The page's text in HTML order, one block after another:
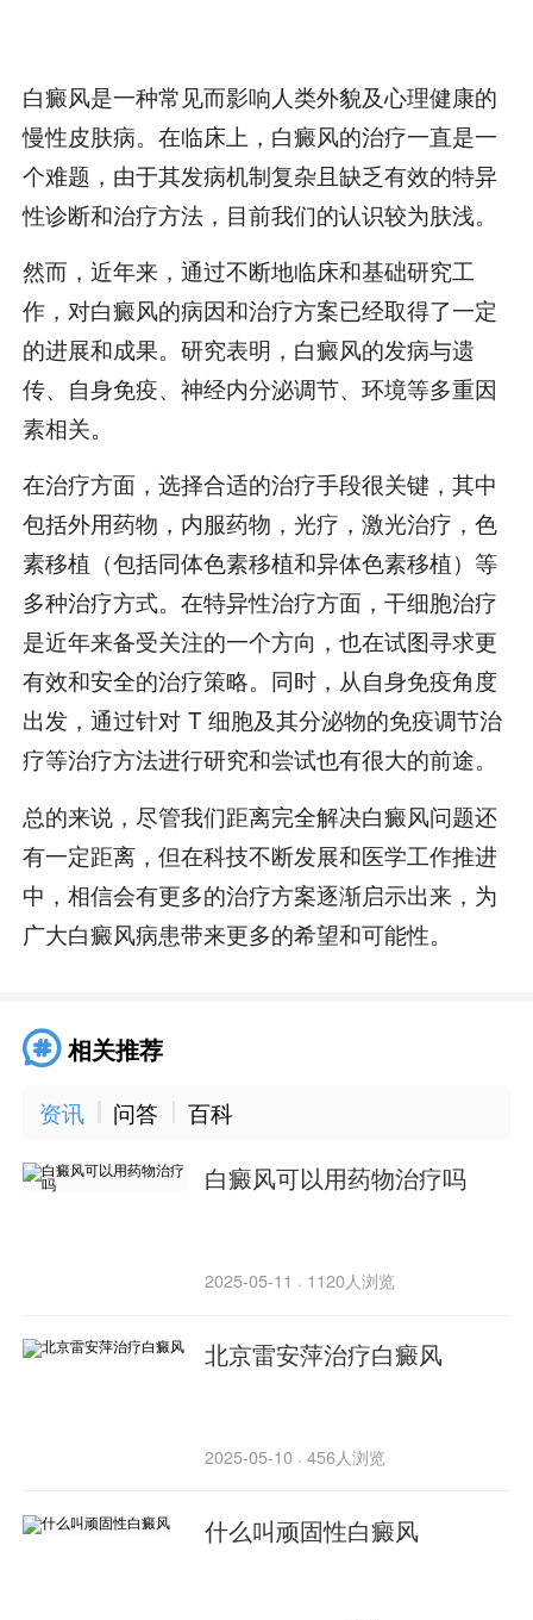
白癜风是一种常见而影响人类外貌及心理健康的
慢性皮肤病。在临床上，白癜风的治疗一直是一
个难题，由于其发病机制复杂且缺乏有效的特异
性诊断和治疗方法，目前我们的认识较为肤浅。
然而，近年来，通过不断地临床和基础研究工
作，对白癜风的病因和治疗方案已经取得了一定
的进展和成果。研究表明，白癜风的发病与遗
传、自身免疫、神经内分泌调节、环境等多重因
素相关。
在治疗方面，选择合适的治疗手段很关键，其中
包括外用药物，内服药物，光疗，激光治疗，色
素移植（包括同体色素移植和异体色素移植）等
多种治疗方式。在特异性治疗方面，干细胞治疗
是近年来备受关注的一个方向，也在试图寻求更
有效和安全的治疗策略。同时，从自身免疫角度
出发，通过针对 T 细胞及其分泌物的免疫调节治
疗等治疗方法进行研究和尝试也有很大的前途。
总的来说，尽管我们距离完全解决白癜风问题还
有一定距离，但在科技不断发展和医学工作推进
中，相信会有更多的治疗方案逐渐启示出来，为
广大白癜风病患带来更多的希望和可能性。
相关推荐
资讯 问答 百科
白癜风可以用药物治疗吗
2025-05-11 · 1120人浏览
北京雷安萍治疗白癜风
2025-05-10 · 456人浏览
什么叫顽固性白癜风